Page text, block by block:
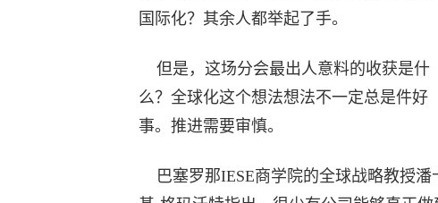
国际化？其余人都举起了手。
但是，这场分会最出人意料的收获是什
么？全球化这个想法想法不一定总是件好
事。推进需要审慎。
巴塞罗那IESE商学院的全球战略教授潘